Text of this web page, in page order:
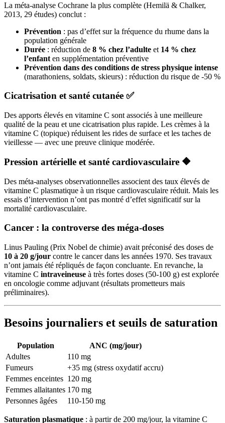
La méta-analyse Cochrane la plus complète (Hemilä & Chalker,
2013, 29 études) conclut :
Prévention : pas d’effet sur la fréquence du rhume dans la
population générale
Durée : réduction de 8 % chez l’adulte et 14 % chez
l’enfant en supplémentation préventive
Prévention dans des conditions de stress physique intense
(marathoniens, soldats, skieurs) : réduction du risque de -50 %
Cicatrisation et santé cutanée ✅
Des apports élevés en vitamine C sont associés à une meilleure
qualité de la peau et une cicatrisation plus rapide. Les crèmes à la
vitamine C (topique) réduisent les rides de surface et les taches de
vieillesse — avec une preuve clinique modérée.
Pression artérielle et santé cardiovasculaire 🔶
Des méta-analyses observationnelles associent des taux élevés de
vitamine C plasmatique à un risque cardiovasculaire réduit. Mais les
essais d’intervention n’ont pas montré d’effet significatif sur la
mortalité cardiovasculaire.
Cancer : la controverse des méga-doses
Linus Pauling (Prix Nobel de chimie) avait préconisé des doses de
10 à 20 g/jour contre le cancer dans les années 1970. Ses travaux
n’ont jamais été répliqués de façon concluante. En revanche, la
vitamine C intraveineuse à très fortes doses (50-100 g) est explorée
en oncologie comme adjuvant (résultats prometteurs mais
préliminaires).
Besoins journaliers et seuils de saturation
Population
ANC (mg/jour)
Adultes
110 mg
Fumeurs
+35 mg (stress oxydatif accru)
Femmes enceintes 120 mg
Femmes allaitantes 170 mg
Personnes âgées
110-150 mg
Saturation plasmatique : à partir de 200 mg/jour, la vitamine C